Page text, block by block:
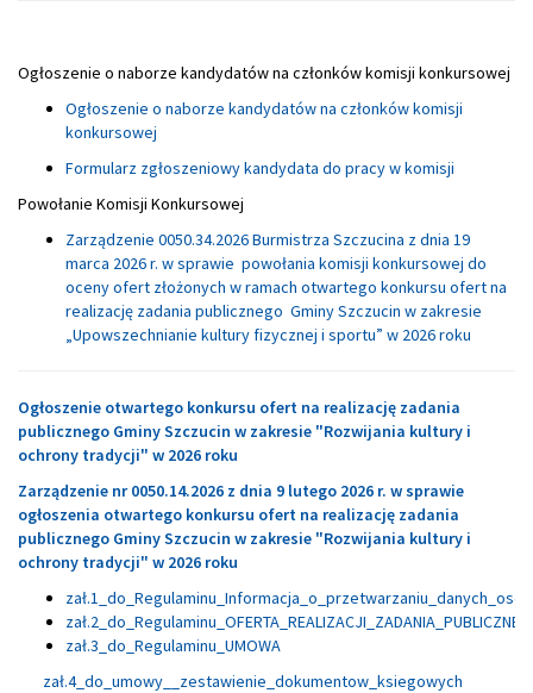
Ogłoszenie o naborze kandydatów na członków komisji konkursowej
Ogłoszenie o naborze kandydatów na członków komisji
konkursowej
Formularz zgłoszeniowy kandydata do pracy w komisji
Powołanie Komisji Konkursowej
Zarządzenie 0050.34.2026 Burmistrza Szczucina z dnia 19
marca 2026 r. w sprawie powołania komisji konkursowej do
oceny ofert złożonych w ramach otwartego konkursu ofert na
realizację zadania publicznego Gminy Szczucin w zakresie
„Upowszechnianie kultury fizycznej i sportu” w 2026 roku
Ogłoszenie otwartego konkursu ofert na realizację zadania
publicznego Gminy Szczucin w zakresie "Rozwijania kultury i
ochrony tradycji" w 2026 roku
Zarządzenie nr 0050.14.2026 z dnia 9 lutego 2026 r. w sprawie
ogłoszenia otwartego konkursu ofert na realizację zadania
publicznego Gminy Szczucin w zakresie "Rozwijania kultury i
ochrony tradycji" w 2026 roku
zał.3_do_Regulaminu_UMOWA
zał.4_do_umowy__zestawienie_dokumentow_ksiegowych